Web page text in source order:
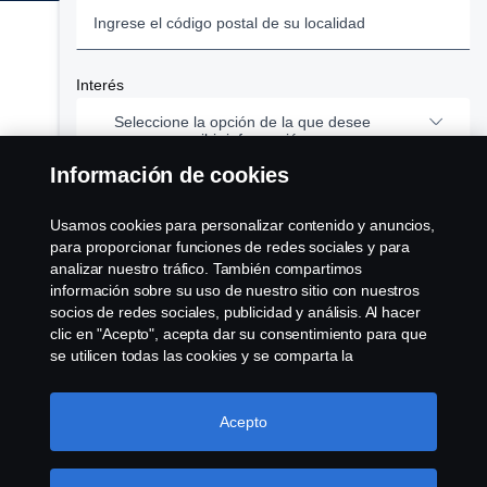
Baja California Sur
Campeche
Chiapas
Chihuahua
Ciudad De México
Interés
Seleccione la opción de la que desee
recibir información
Camiones
Autobuses
Minería
Términos y condiciones
Política de Privacidad y Protección de Datos Personales
Información de cookies
Usamos cookies para personalizar contenido y anuncios,
para proporcionar funciones de redes sociales y para
analizar nuestro tráfico. También compartimos
información sobre su uso de nuestro sitio con nuestros
socios de redes sociales, publicidad y análisis. Al hacer
clic en "Acepto", acepta dar su consentimiento para que
se utilicen todas las cookies y se comparta la
haciendo clic en "Configuración de cookies" y
seleccionando las categorías que desea aceptar. Para
Acepto